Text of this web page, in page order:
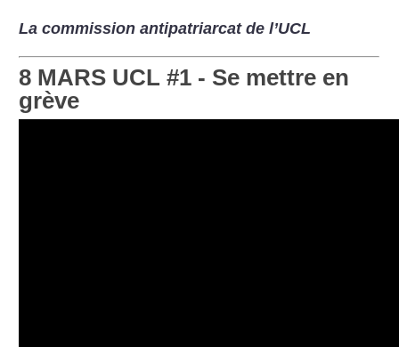
La commission antipatriarcat de l’UCL
8 MARS UCL #1 - Se mettre en
grève